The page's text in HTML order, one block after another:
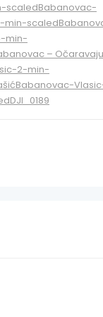
scaledBabanovac-
min-scaled
min-
–
2-min-
Babanovac-
DJI_0189